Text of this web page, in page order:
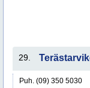
29.
Puh. (09) 350 5030